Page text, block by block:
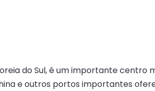
do Sul, é um importante
e outros portos importantes